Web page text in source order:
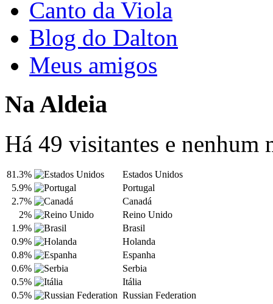
Canto da Viola
Blog do Dalton
Meus amigos
Na Aldeia
Há 49 visitantes e nenhum
81.3%
Estados Unidos
5.9%
Portugal
2.7%
Canadá
2%
Reino Unido
1.9%
Brasil
0.9%
Holanda
0.8%
Espanha
0.6%
Serbia
0.5%
Itália
0.5%
Russian Federation